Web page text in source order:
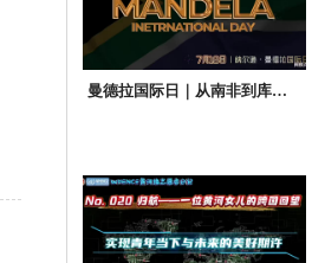
曼德拉国际⽇｜从南⾮到库布